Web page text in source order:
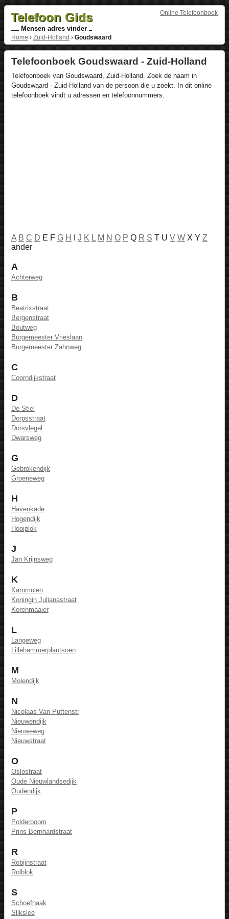
Online Telefoonboek
Telefoon Gids
Mensen adres vinder
Home › Zuid-Holland › Goudswaard
Telefoonboek Goudswaard - Zuid-Holland
Telefoonboek van Goudswaard, Zuid-Holland. Zoek de naam in
Goudswaard - Zuid-Holland van de persoon die u zoekt. In dit online
telefoonboek vindt u adressen en telefoonnummers.
A B C D E F G H J K L M N O P Q R S T U V WX Y Z
ander
A
Achterweg
B
Beatrixstraat
Bergenstraat
Boutweg
Burgemeester Vrieslaan
Burgemeester Zahnweg
C
Coorndijkstraat
D
De Stiel
Dorpsstraat
Dorsvlegel
Dwarsweg
G
Gebrokendijk
Groeneweg
H
Havenkade
Hogendijk
Hooiplok
J
Jan Krijnsweg
K
Karnmolen
Koningin Julianastraat
Korenmaaier
L
Langeweg
Lillehammerplantsoen
M
Molendijk
N
Nicolaas Van Puttenstr
Nieuwendijk
Nieuweweg
Nieuwstraat
O
Oslostraat
Oude Nieuwlandsedijk
Oudendijk
P
Polderboom
Prins Bernhardstraat
R
Robijnstraat
Rolblok
S
Schoefhaak
Slikslee